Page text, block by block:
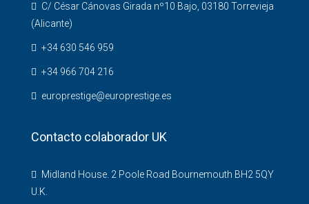
C/ César Cánovas Girada nº10 Bajo, 03180 Torrevieja
(Alicante)
+34 630 546 959
+34 966 704 216
europrestige@europrestige.es
Contacto colaborador UK
Midland House. 2 Poole Road Bournemouth BH2 5QY
U.K.